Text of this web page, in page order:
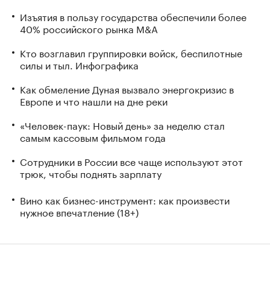
Изъятия в пользу государства обеспечили более
40% российского рынка M&A
Кто возглавил группировки войск, беспилотные
силы и тыл. Инфографика
Как обмеление Дуная вызвало энергокризис в
Европе и что нашли на дне реки
«Человек-паук: Новый день» за неделю стал
самым кассовым фильмом года
Сотрудники в России все чаще используют этот
трюк, чтобы поднять зарплату
Вино как бизнес-инструмент: как произвести
нужное впечатление (18+)